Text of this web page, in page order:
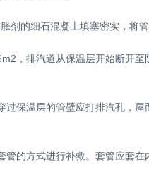
剂的细石混凝土填塞密实，将管
，排汽道从保温层开始断开
保温层的管壁应打排汽孔，
的方式进行补救。套管应套在